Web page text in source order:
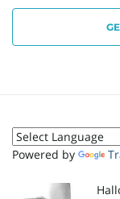
Powered by